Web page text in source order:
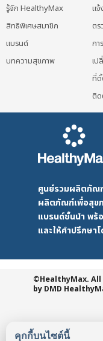
กค้า
คุกกี้บนไซต์นี้
รู้จัก HealthyMax
สิทธิพิเศษสมาชิก
แบรนด์
บทความสุขภาพ
แจ้
ตร
กา
เป
ที่ตั้
ติด
ศูนย์รวมผลิตภัณ
ผลิตภัณฑ์เพื่อสุข
แบรนด์ชั้นนำ พร้
และให้คำปรึกษา
©HealthyMax. All
by DMD